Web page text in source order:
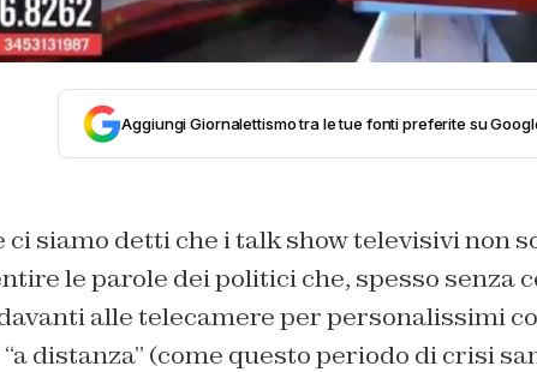
Aggiungi Giornalettismo tra le tue fonti preferite su
ci siamo detti che i talk show televisivi non
le parole dei politici che, spesso senza
alle telecamere per personalissimi
distanza” (come questo periodo di crisi